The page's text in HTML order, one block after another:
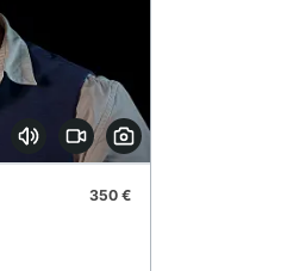
350 €